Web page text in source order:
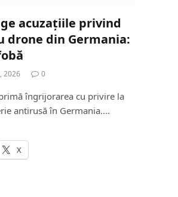
acuzațiile privind
drone din Germania:
2026 0
îngrijorarea cu privire la
antirusă în Germania.…
X